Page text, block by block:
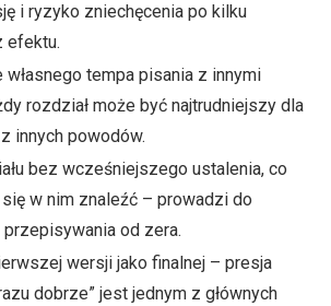
i ryzyko zniechęcenia po kilku
efektu.
własnego tempa pisania z innymi
rozdział może być najtrudniejszy dla
innych powodów.
bez wcześniejszego ustalenia, co
w nim znaleźć – prowadzi do
od zera.
wersji jako finalnej – presja
dobrze” jest jednym z głównych